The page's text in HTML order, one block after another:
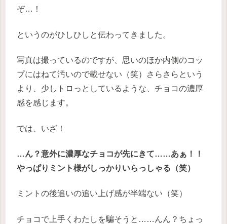
ぞ…！
というのがひしひしと伝わってきました。
写真は撮っているのですが、思いのほか内側のコッ
プにはねて汚いので載せない（笑）さらさらという
より、少しトロっとしているような、チョコの濃厚
感を感じます。
では、いざ！
…ん？意外に濃厚なチョコが先にきて……あぁ！！
やっぱりミント様がしっかりいらっしゃる（笑）
ミントの後追いの追い上げ感が半端ない（笑）
チョコで上手くわたしを騙そうと……んん？ちょっ